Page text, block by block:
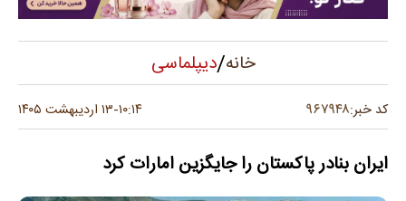
خانه/دیپلماسی
کد خبر:۹۶۷۹۴۸ ۱۰:۱۴-۱۳ اردیبهشت ۱۴۰۵
ایران بنادر پاکستان را جایگزین امارات کرد